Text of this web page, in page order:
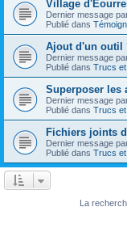
Village
Dernier message
Publié dans
Ajout d'un outil
Dernier message
Publié dans Trucs
Superposer les
Dernier message
Publié dans Trucs
Fichiers joints
Dernier message
Publié dans Trucs
La